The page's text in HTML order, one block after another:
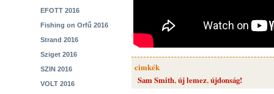
EFOTT 2016
Fishing on Orfű 2016
Strand 2016
Sziget 2016
SZIN 2016
VOLT 2016
cimkék
Sam Smith,új lemez,újdonság!